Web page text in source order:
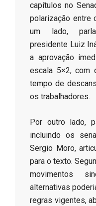
capítulos no
polarização entre
um lado,
presidente Luiz
a aprovação
escala 5×2, com
tempo de
os trabalhadores.
​Por outro lado,
incluindo os
Sergio Moro,
para o texto.
movimentos
alternativas
regras vigentes,